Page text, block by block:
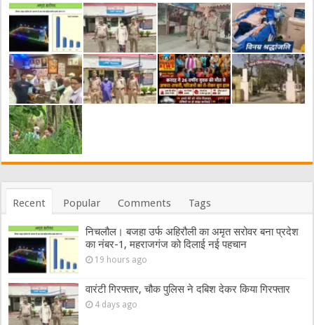
Recent Popular Comments Tags
निचलौल। बजहा उर्फ अहिरौली का अमृत सरोवर बना प्रदेश
का नंबर-1, महराजगंज को दिलाई नई पहचान
19 hours ago
वारंटी गिरफ्तार, चौक पुलिस ने दबिश देकर किया गिरफ्तार
4 days ago